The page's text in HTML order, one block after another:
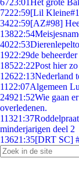
6723:01Het grote
7222:59[Lil
3422:59[AZ#98]
13822:54
4022:53
1922:29de
18522:22Post hier
12622:13Nederland
11 22:07Algemeen
24921:52Wie gaan
overledenen.
11321:37
minderjarigen deel 2
13621:35[DRT SC]